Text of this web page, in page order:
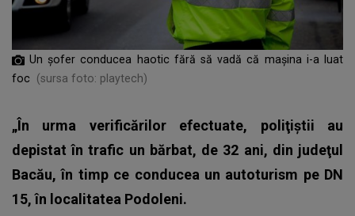
Un șofer conducea haotic fără să vadă că mașina i-a luat
foc
(sursa foto: playtech)
„În urma verificărilor efectuate, poliţiştii au
depistat în trafic un bărbat, de 32 ani, din judeţul
Bacău, în timp ce conducea un autoturism pe DN
15, în localitatea Podoleni.